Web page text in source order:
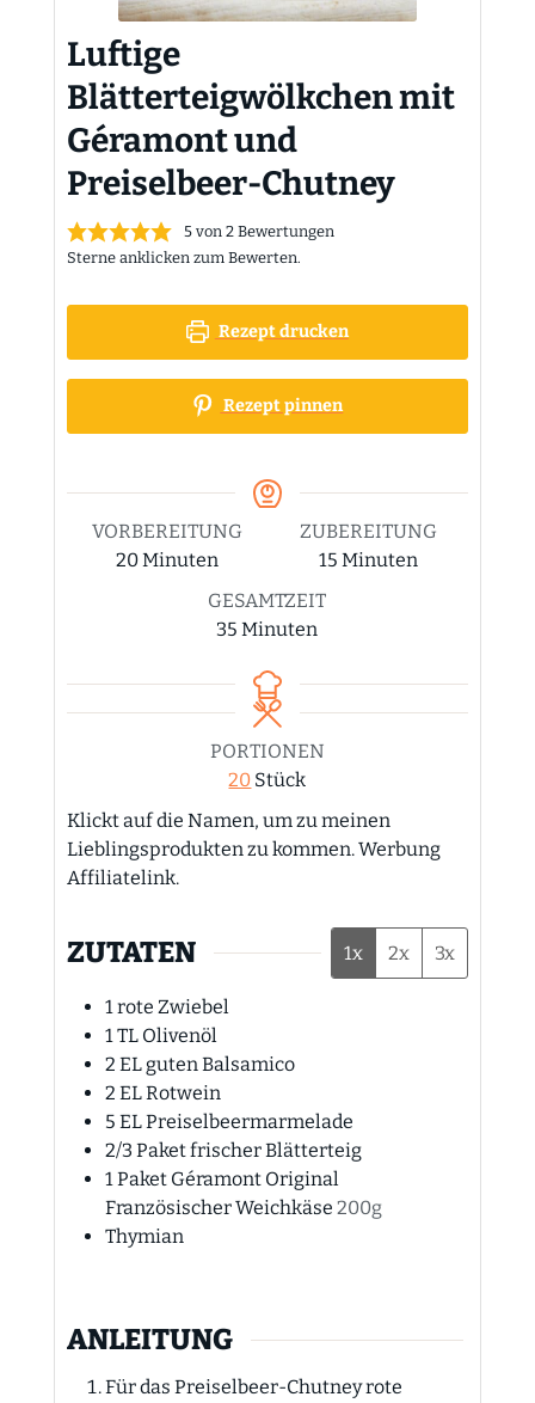
Luftige
Blätterteigwölkchen mit
Géramont und
Preiselbeer-Chutney
5von 2Bewertungen
Sterne anklicken zum Bewerten.
Rezept drucken
Rezept pinnen
VORBEREITUNG
20Minuten
Minuten
ZUBEREITUNG
15Minuten
Minuten
GESAMTZEIT
35 Minuten
Minuten
PORTIONEN
20 Stück
Klickt auf die Namen, um zu meinen
Lieblingsprodukten zu kommen. Werbung
Affiliatelink.
ZUTATEN 1x 2x 3x
1rote Zwiebel
1TL Olivenöl
2 ELguten Balsamico
2 ELRotwein
5 ELPreiselbeermarmelade
2/3 Paket frischer Blätterteig
1Paket Géramont Original
Französischer Weichkäse 200g
Thymian
ANLEITUNG
Für das Preiselbeer-Chutney rote